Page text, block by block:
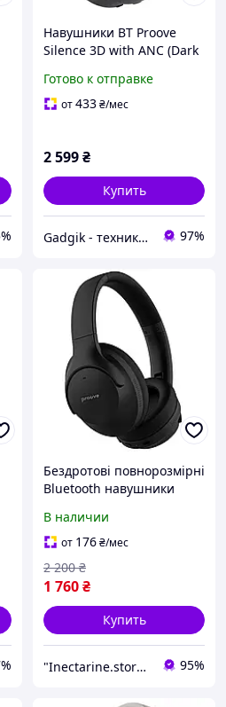
Навушники BT Proove
Silence 3D with ANC (Dark
Готово к отправке
от433₴/мес
2 599₴
Купить
Gadgik - техника и аксессуары 97%
Бездротові повнорозмірні
Bluetooth навушники
ANC з шумоподавленням
В наличии
от 176₴/мес
1 760₴
2 200 ₴
Купить
"Inectarine.store" интернет-магазин 95%